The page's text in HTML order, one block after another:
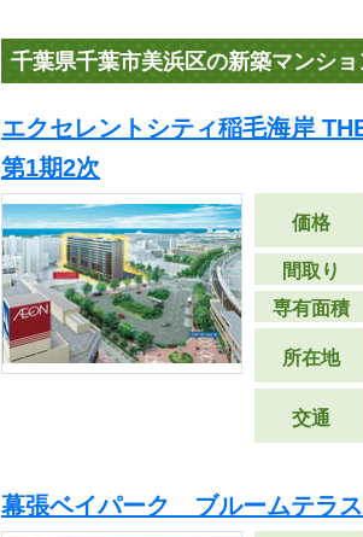
千葉県千葉市美浜区の新築マンショ
エクセレントシティ稲毛海岸
第1期2次
価格
間取り
専有面積
所在地
交通
幕張ベイパーク ブルームテラ